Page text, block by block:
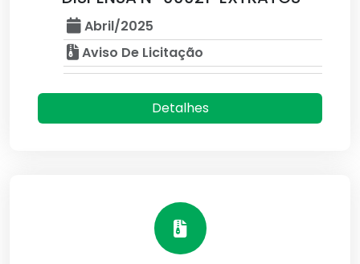
Abril/2025
Aviso De Licitação
Detalhes